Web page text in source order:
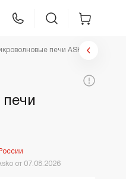
печи ASKO
от 07.08.2026
печи
Коллекция: